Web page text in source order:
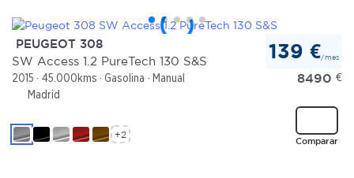
PEUGEOT 308
SW Access 1.2 PureTech 130 S&S
2015 45.000kms Gasolina
Manual
Madrid
139 €/mes
8490 €
Comparar
+2